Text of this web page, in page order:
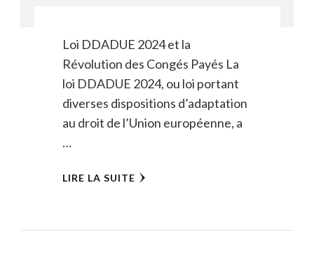
Loi DDADUE 2024 et la
Révolution des Congés Payés La
loi DDADUE 2024, ou loi portant
diverses dispositions d’adaptation
au droit de l’Union européenne, a
…
LIRE LA SUITE